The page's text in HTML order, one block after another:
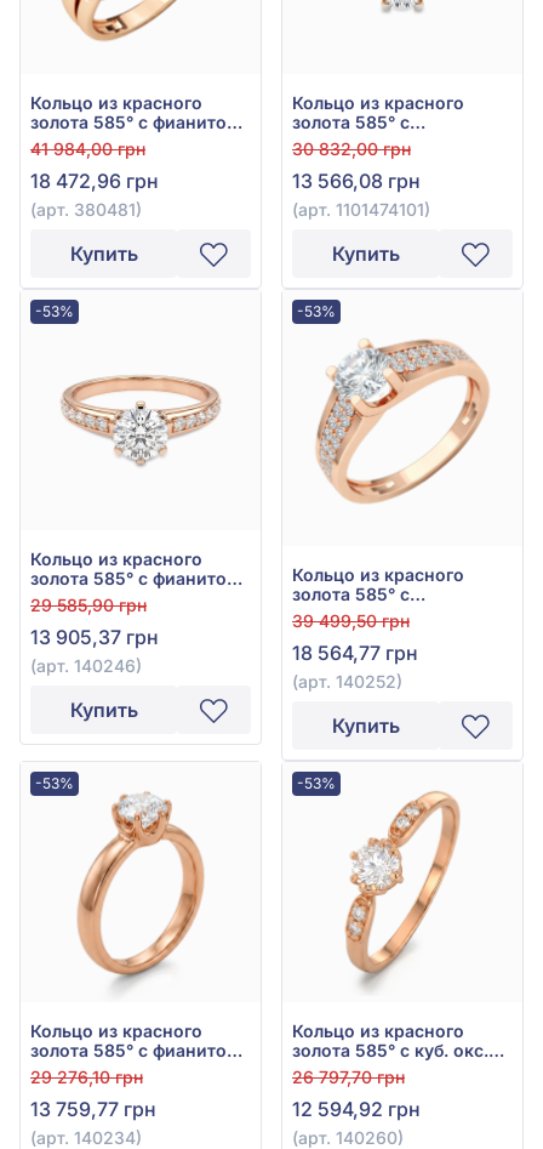
Кольцо из красного
золота 585° с фианитом,
арт. 380481
41 984,00 грн
18 472,96 грн
(арт. 380481)
Купить
Кольцо из красного
золота 585° с
куб.окс.циркония, арт.
1101474101
30 832,00 грн
13 566,08 грн
(арт. 1101474101)
Купить
-53%
Кольцо из красного
золота 585° с фианитом,
арт. 140246
29 585,90 грн
13 905,37 грн
(арт. 140246)
Купить
-53%
Кольцо из красного
золота 585° с
куб.окс.циркония, арт.
140252
39 499,50 грн
18 564,77 грн
(арт. 140252)
Купить
-53%
Кольцо из красного
золота 585° с фианитом,
арт. 140234
29 276,10 грн
13 759,77 грн
(арт. 140234)
-53%
Кольцо из красного
золота 585° с куб. окс.
циркония, арт. 140260
26 797,70 грн
12 594,92 грн
(арт. 140260)